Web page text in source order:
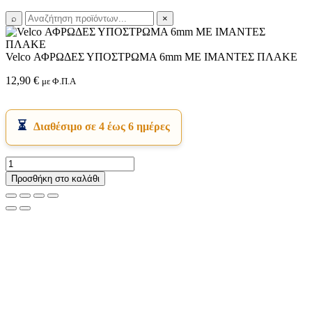
⌕ ×
Velco ΑΦΡΩΔΕΣ ΥΠΟΣΤΡΩΜΑ 6mm ΜΕ ΙΜΑΝΤΕΣ ΠΛΑΚΕ
12,90 € με Φ.Π.Α
Διαθέσιμο σε 4 έως 6 ημέρες
Velco
ΑΦΡΩΔΕΣ
ΥΠΟΣΤΡΩΜΑ
6mm
ΜΕ
Προσθήκη στο καλάθι